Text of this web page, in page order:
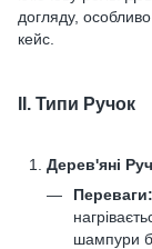
догляду,
кейс.
II. Типи Ручок
Дерев'яні
Переваги:
шампури